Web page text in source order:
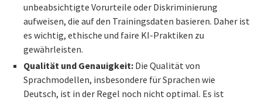
unbeabsichtigte Vorurteile oder Diskriminierung
aufweisen, die auf den Trainingsdaten basieren. Daher ist
es wichtig, ethische und faire KI-Praktiken zu
gewährleisten.
Qualität und Genauigkeit: Die Qualität von
Sprachmodellen, insbesondere für Sprachen wie
Deutsch, ist in der Regel noch nicht optimal. Es ist